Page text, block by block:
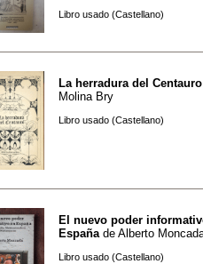
Libro usado (Castellano)
La herradura del Centauro
Molina Bry
Libro usado (Castellano)
El nuevo poder
España de Alberto
Libro usado (Castellano)